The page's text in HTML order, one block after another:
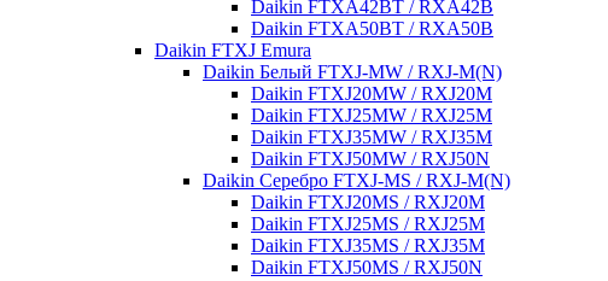
Daikin FTXA42BT / RXA42B
Daikin FTXA50BT / RXA50B
Daikin FTXJ Emura
Daikin Белый FTXJ-MW / RXJ-M(N)
Daikin FTXJ20MW / RXJ20M
Daikin FTXJ25MW / RXJ25M
Daikin FTXJ35MW / RXJ35M
Daikin FTXJ50MW / RXJ50N
Daikin Серебро FTXJ-MS / RXJ-M(N)
Daikin FTXJ20MS / RXJ20M
Daikin FTXJ25MS / RXJ25M
Daikin FTXJ35MS / RXJ35M
Daikin FTXJ50MS / RXJ50N